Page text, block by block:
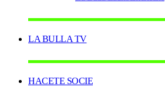
LA BULLA TV
HACETE SOCIE